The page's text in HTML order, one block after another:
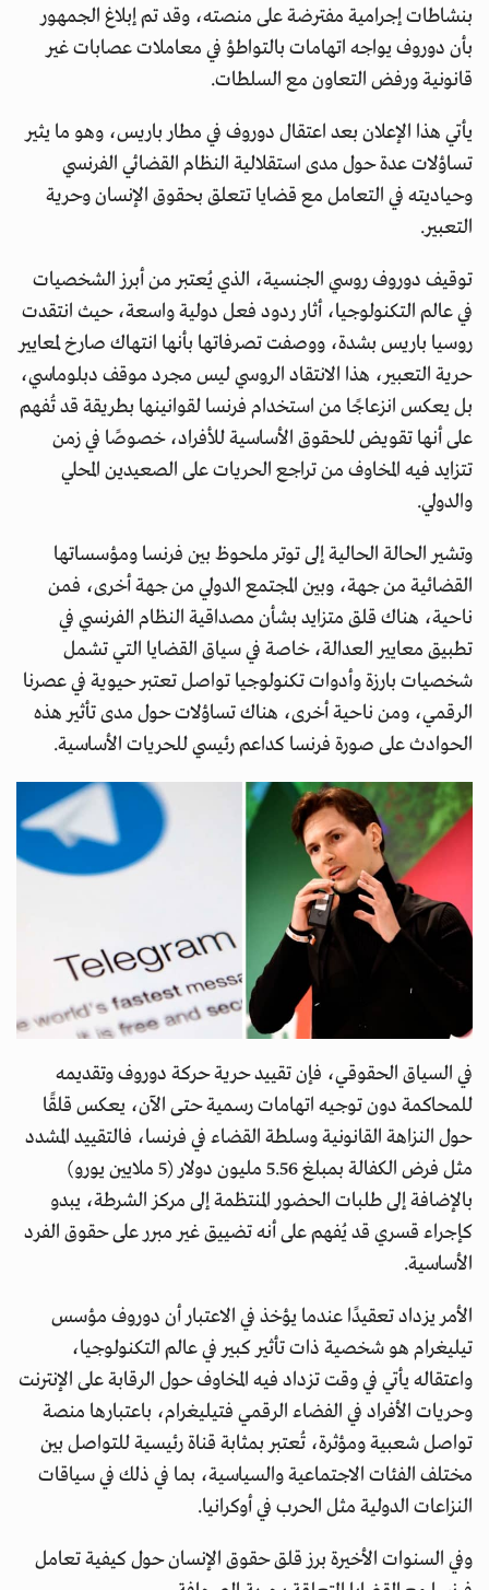
بنشاطات إجرامية مفترضة على منصته، وقد تم إبلاغ الجمهور
بأن دوروف يواجه اتهامات بالتواطؤ في معاملات عصابات غير
قانونية ورفض التعاون مع السلطات.
يأتي هذا الإعلان بعد اعتقال دوروف في مطار باريس، وهو ما يثير
تساؤلات عدة حول مدى استقلالية النظام القضائي الفرنسي
وحياديته في التعامل مع قضايا تتعلق بحقوق الإنسان وحرية
التعبير.
توقيف دوروف روسي الجنسية، الذي يُعتبر من أبرز الشخصيات
في عالم التكنولوجيا، أثار ردود فعل دولية واسعة، حيث انتقدت
روسيا باريس بشدة، ووصفت تصرفاتها بأنها انتهاك صارخ لمعايير
حرية التعبير، هذا الانتقاد الروسي ليس مجرد موقف دبلوماسي،
بل يعكس انزعاجًا من استخدام فرنسا لقوانينها بطريقة قد تُفهم
على أنها تقويض للحقوق الأساسية للأفراد، خصوصًا في زمن
تتزايد فيه المخاوف من تراجع الحريات على الصعيدين المحلي
والدولي.
وتشير الحالة الحالية إلى توتر ملحوظ بين فرنسا ومؤسساتها
القضائية من جهة، وبين المجتمع الدولي من جهة أخرى، فمن
ناحية، هناك قلق متزايد بشأن مصداقية النظام الفرنسي في
تطبيق معايير العدالة، خاصة في سياق القضايا التي تشمل
شخصيات بارزة وأدوات تكنولوجيا تواصل تعتبر حيوية في عصرنا
الرقمي، ومن ناحية أخرى، هناك تساؤلات حول مدى تأثير هذه
الحوادث على صورة فرنسا كداعم رئيسي للحريات الأساسية.
في السياق الحقوقي، فإن تقييد حرية حركة دوروف وتقديمه
للمحاكمة دون توجيه اتهامات رسمية حتى الآن، يعكس قلقًا
حول النزاهة القانونية وسلطة القضاء في فرنسا، فالتقييد المشدد
مثل فرض الكفالة بمبلغ 5.56 مليون دولار (5 ملايين يورو)
بالإضافة إلى طلبات الحضور المنتظمة إلى مركز الشرطة، يبدو
كإجراء قسري قد يُفهم على أنه تضييق غير مبرر على حقوق الفرد
الأساسية.
الأمر يزداد تعقيدًا عندما يؤخذ في الاعتبار أن دوروف مؤسس
تيليغرام هو شخصية ذات تأثير كبير في عالم التكنولوجيا،
واعتقاله يأتي في وقت تزداد فيه المخاوف حول الرقابة على الإنترنت
وحريات الأفراد في الفضاء الرقمي فتيليغرام، باعتبارها منصة
تواصل شعبية ومؤثرة، تُعتبر بمثابة قناة رئيسية للتواصل بين
مختلف الفئات الاجتماعية والسياسية، بما في ذلك في سياقات
النزاعات الدولية مثل الحرب في أوكرانيا.
وفي السنوات الأخيرة برز قلق حقوق الإنسان حول كيفية تعامل